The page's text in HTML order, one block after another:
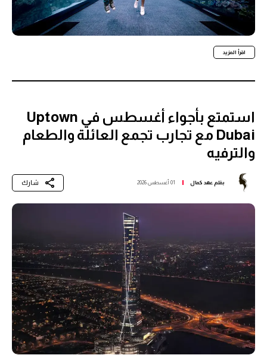
اقرأ المزيد
استمتع بأجواء أغسطس في Uptown
Dubai مع تجارب تجمع العائلة والطعام
والترفيه
بقلم عهد كمال 01 أغسطس 2026 شارك